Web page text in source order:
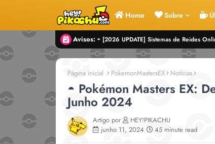
Home Sobre
Avisos: ◓ [2026 UPDATE] Sistemas de Reides
Página inicial PokemonMastersEX Notícias
◓ Pokémon Masters EX:
Junho 2024
Artigo por
HEY!PIKACHU
junho 11, 2024
45 minute read